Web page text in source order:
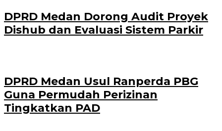
DPRD Medan Dorong Audit Proyek
Dishub dan Evaluasi Sistem Parkir
DPRD Medan Usul Ranperda PBG
Guna Permudah Perizinan
Tingkatkan PAD